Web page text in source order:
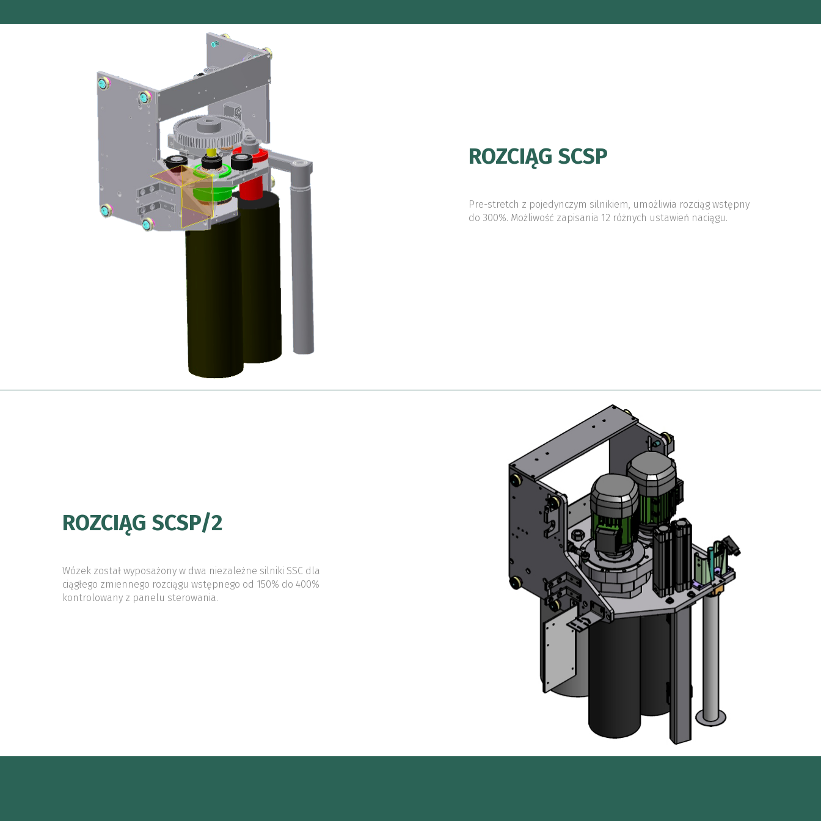
ROZCIĄG SCSP
Pre-stretch z pojedynczym silnikiem, umożliwia rozciąg wstępny
do 300%. Możliwość zapisania 12 różnych ustawień naciągu.
ROZCIĄG SCSP/2
Wózek został wyposażony w dwa niezależne silniki SSC dla
ciągłego zmiennego rozciągu wstępnego od 150% do 400%
kontrolowany z panelu sterowania.